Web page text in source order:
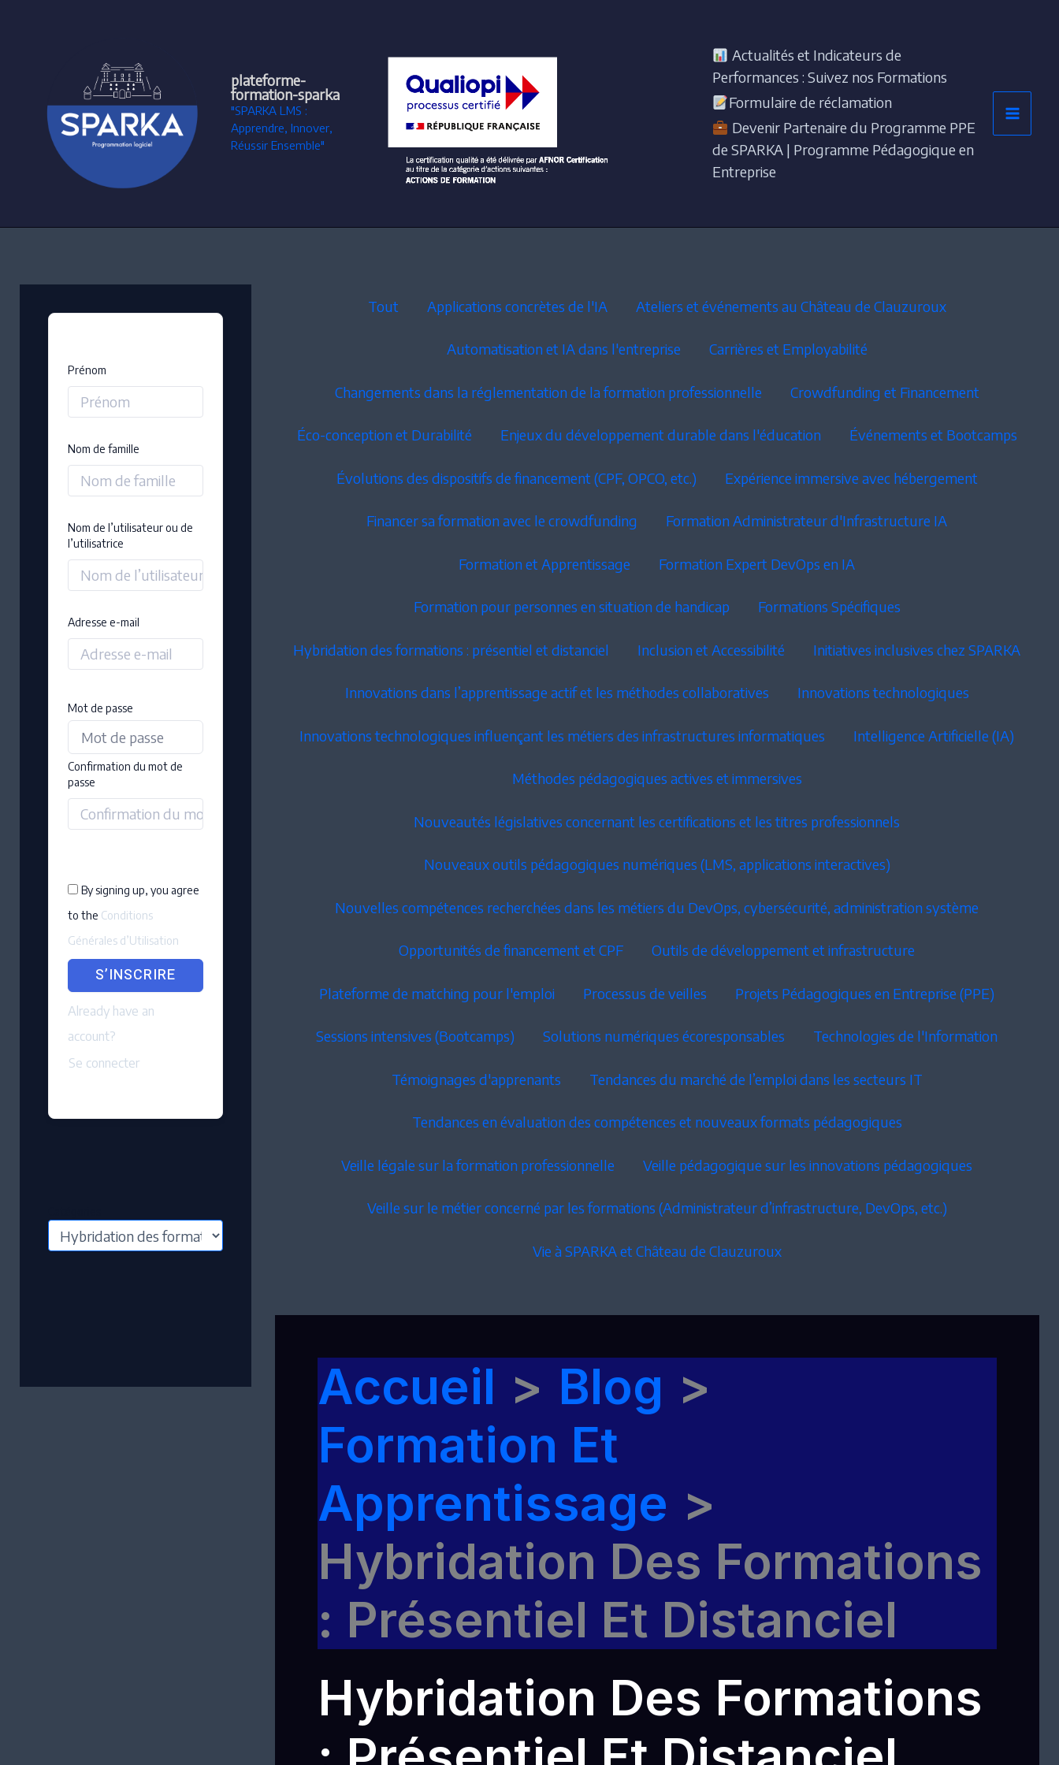
plateforme-
formation-sparka
"SPARKA LMS :
Apprendre, Innover,
Réussir Ensemble"
Actualités et Indicateurs de
Performances : Suivez nos Formations
Formulaire de réclamation
Devenir Partenaire du Programme PPE
de SPARKA | Programme Pédagogique en
Entreprise
Prénom
Nom de famille
Nom de l’utilisateur ou de
l’utilisatrice
Adresse e-mail
Mot de passe
Confirmation du mot de
passe
By signing up, you agree
to the Conditions
Générales d’Utilisation
S’INSCRIRE
Already have an
account?
Se connecter
Tout Applications concrètes de l'IA Ateliers et événements au Château de Clauzuroux
Automatisation et IA dans l'entreprise Carrières et Employabilité
Changements dans la réglementation de la formation professionnelle Crowdfunding et Financement
Éco-conception et Durabilité Enjeux du développement durable dans l'éducation Événements et Bootcamps
Évolutions des dispositifs de financement (CPF, OPCO, etc.) Expérience immersive avec hébergement
Financer sa formation avec le crowdfunding Formation Administrateur d'Infrastructure IA
Formation et Apprentissage Formation Expert DevOps en IA
Formation pour personnes en situation de handicap Formations Spécifiques
Hybridation des formations : présentiel et distanciel Inclusion et Accessibilité Initiatives inclusives chez SPARKA
Innovations dans l’apprentissage actif et les méthodes collaboratives Innovations technologiques
Innovations technologiques influençant les métiers des infrastructures informatiques Intelligence Artificielle (IA)
Méthodes pédagogiques actives et immersives
Nouveautés législatives concernant les certifications et les titres professionnels
Nouveaux outils pédagogiques numériques (LMS, applications interactives)
Nouvelles compétences recherchées dans les métiers du DevOps, cybersécurité, administration système
Opportunités de financement et CPF Outils de développement et infrastructure
Plateforme de matching pour l'emploi Processus de veilles Projets Pédagogiques en Entreprise (PPE)
Sessions intensives (Bootcamps) Solutions numériques écoresponsables Technologies de l'Information
Témoignages d'apprenants Tendances du marché de l’emploi dans les secteurs IT
Tendances en évaluation des compétences et nouveaux formats pédagogiques
Veille légale sur la formation professionnelle Veille pédagogique sur les innovations pédagogiques
Veille sur le métier concerné par les formations (Administrateur d’infrastructure, DevOps, etc.)
Vie à SPARKA et Château de Clauzuroux
Accueil
Blog
Formation Et
Apprentissage
Hybridation Des Formations
: Présentiel Et Distanciel
Hybridation Des Formations